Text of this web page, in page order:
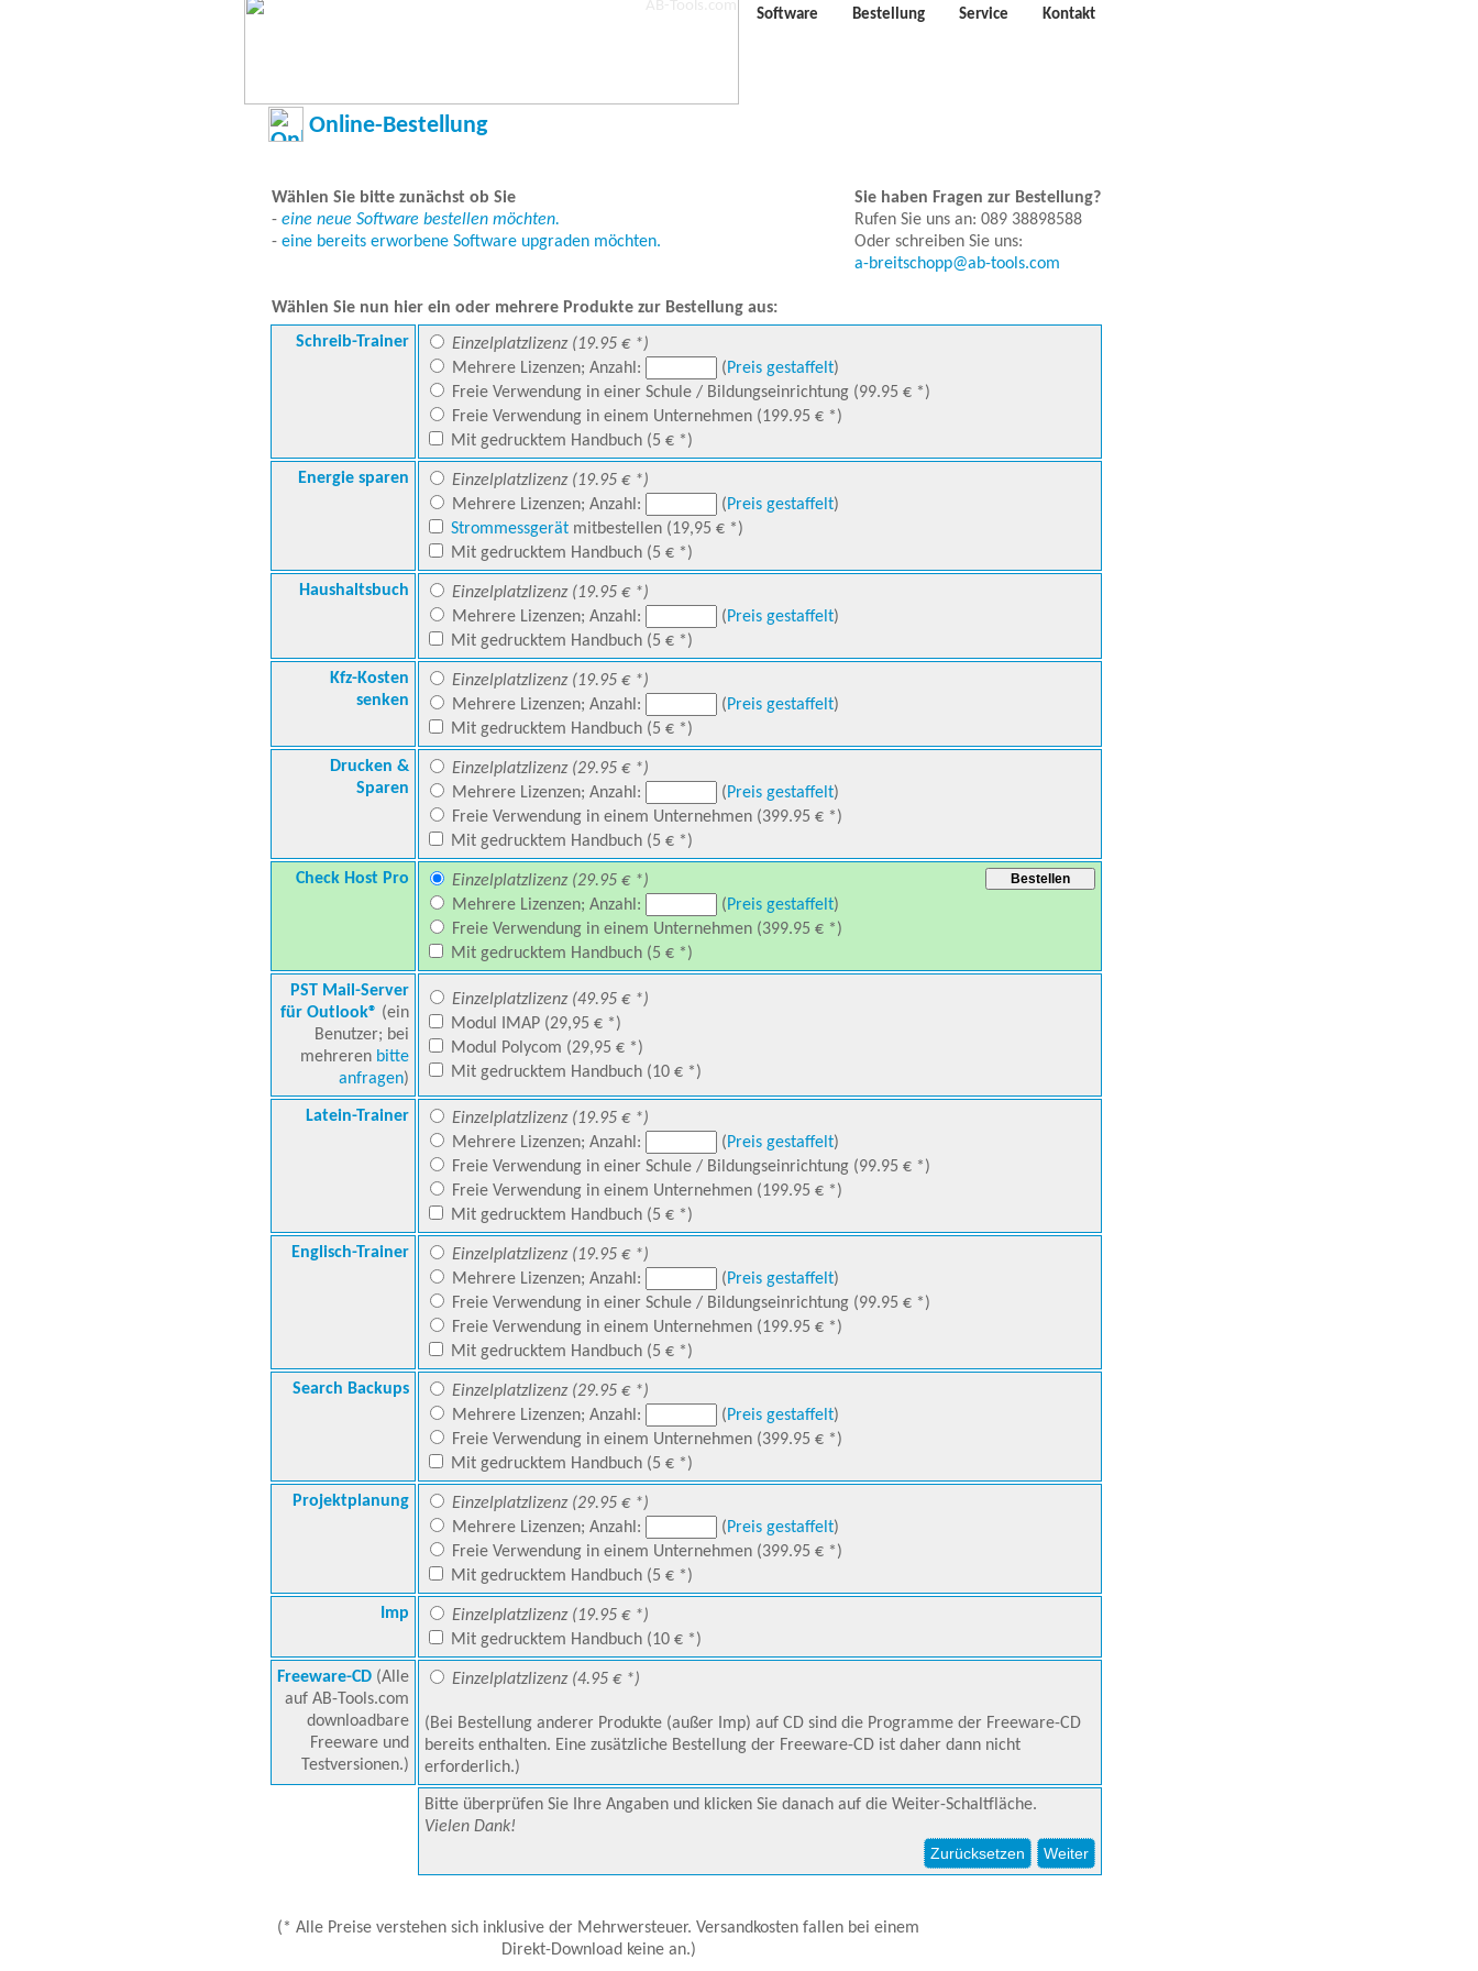
Software Bestellung Service Kontakt
Online-Bestellung
Wählen Sie bitte zunächst ob Sie
- eine neue Software bestellen möchten.
- eine bereits erworbene Software upgraden möchten.
Wählen Sie nun hier ein oder mehrere Produkte zur Bestellung aus:
Sie haben Fragen zur Bestellung?
Rufen Sie uns an: 089 38898588
Oder schreiben Sie uns:
a-breitschopp@ab-tools.com
Schreib-Trainer
Einzelplatzlizenz (19.95 € *)
Mehrere Lizenzen; Anzahl:
(Preis gestaffelt)
Freie Verwendung in einer Schule / Bildungseinrichtung (99.95 € *)
Freie Verwendung in einem Unternehmen (199.95 € *)
Mit gedrucktem Handbuch (5 € *)
Energie sparen
Einzelplatzlizenz (19.95 € *)
Mehrere Lizenzen; Anzahl:
(Preis gestaffelt)
Strommessgerät mitbestellen (19,95 € *)
Mit gedrucktem Handbuch (5 € *)
Haushaltsbuch
Einzelplatzlizenz (19.95 € *)
Mehrere Lizenzen; Anzahl:
(Preis gestaffelt)
Mit gedrucktem Handbuch (5 € *)
Kfz-Kosten
senken
Einzelplatzlizenz (19.95 € *)
Mehrere Lizenzen; Anzahl:
(Preis gestaffelt)
Mit gedrucktem Handbuch (5 € *)
Drucken &
Sparen
Einzelplatzlizenz (29.95 € *)
Mehrere Lizenzen; Anzahl:
(Preis gestaffelt)
Freie Verwendung in einem Unternehmen (399.95 € *)
Mit gedrucktem Handbuch (5 € *)
Check Host Pro
Einzelplatzlizenz (29.95 € *)
Mehrere Lizenzen; Anzahl:
(Preis gestaffelt)
Freie Verwendung in einem Unternehmen (399.95 € *)
Mit gedrucktem Handbuch (5 € *)
PST Mail-Server
für Outlook® (ein
Benutzer; bei
mehreren bitte
anfragen)
Einzelplatzlizenz (49.95 € *)
Modul IMAP (29,95 € *)
Modul Polycom (29,95 € *)
Mit gedrucktem Handbuch (10 € *)
Latein-Trainer
Einzelplatzlizenz (19.95 € *)
Mehrere Lizenzen; Anzahl:
(Preis gestaffelt)
Freie Verwendung in einer Schule / Bildungseinrichtung (99.95 € *)
Freie Verwendung in einem Unternehmen (199.95 € *)
Mit gedrucktem Handbuch (5 € *)
Englisch-Trainer
Einzelplatzlizenz (19.95 € *)
Mehrere Lizenzen; Anzahl:
(Preis gestaffelt)
Freie Verwendung in einer Schule / Bildungseinrichtung (99.95 € *)
Freie Verwendung in einem Unternehmen (199.95 € *)
Mit gedrucktem Handbuch (5 € *)
Search Backups
Einzelplatzlizenz (29.95 € *)
Mehrere Lizenzen; Anzahl:
(Preis gestaffelt)
Freie Verwendung in einem Unternehmen (399.95 € *)
Mit gedrucktem Handbuch (5 € *)
Projektplanung
Einzelplatzlizenz (29.95 € *)
Mehrere Lizenzen; Anzahl:
(Preis gestaffelt)
Freie Verwendung in einem Unternehmen (399.95 € *)
Mit gedrucktem Handbuch (5 € *)
Imp
Einzelplatzlizenz (19.95 € *)
Mit gedrucktem Handbuch (10 € *)
Freeware-CD (Alle
auf AB-Tools.com
downloadbare
Freeware und
Testversionen.)
Einzelplatzlizenz (4.95 € *)
(Bei Bestellung anderer Produkte (außer Imp) auf CD sind die Programme der Freeware-CD
bereits enthalten. Eine zusätzliche Bestellung der Freeware-CD ist daher dann nicht
erforderlich.)
Bitte überprüfen Sie Ihre Angaben und klicken Sie danach auf die Weiter-Schaltfläche.
Vielen Dank!
(* Alle Preise verstehen sich inklusive der Mehrwersteuer. Versandkosten fallen bei einem
Direkt-Download keine an.)